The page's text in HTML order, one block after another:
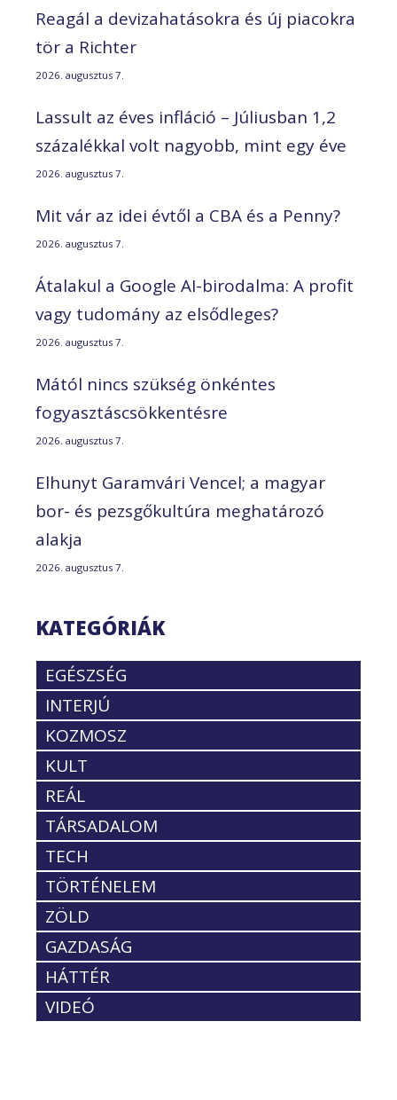
Reagál a devizahatásokra és új piacokra
tör a Richter
2026. augusztus 7.
Lassult az éves infláció – Júliusban 1,2
százalékkal volt nagyobb, mint egy éve
2026. augusztus 7.
Mit vár az idei évtől a CBA és a Penny?
2026. augusztus 7.
Átalakul a Google AI-birodalma: A profit
vagy tudomány az elsődleges?
2026. augusztus 7.
Mától nincs szükség önkéntes
fogyasztáscsökkentésre
2026. augusztus 7.
Elhunyt Garamvári Vencel; a magyar
bor- és pezsgőkultúra meghatározó
alakja
2026. augusztus 7.
KATEGÓRIÁK
EGÉSZSÉG
INTERJÚ
KOZMOSZ
KULT
REÁL
TÁRSADALOM
TECH
TÖRTÉNELEM
ZÖLD
GAZDASÁG
HÁTTÉR
VIDEÓ